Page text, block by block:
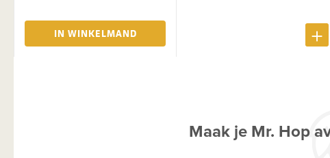
IN WINKELMAND
Maak je Mr. Hop